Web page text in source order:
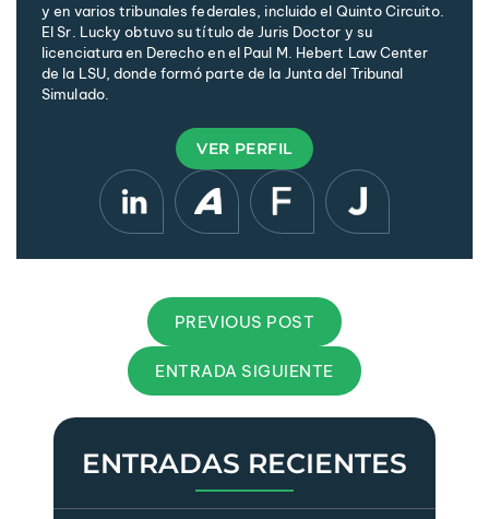
y en varios tribunales federales, incluido el Quinto Circuito.
El Sr. Lucky obtuvo su título de Juris Doctor y su
licenciatura en Derecho en el Paul M. Hebert Law Center
de la LSU, donde formó parte de la Junta del Tribunal
Simulado.
VER PERFIL
PREVIOUS POST
ENTRADA SIGUIENTE
ENTRADAS RECIENTES